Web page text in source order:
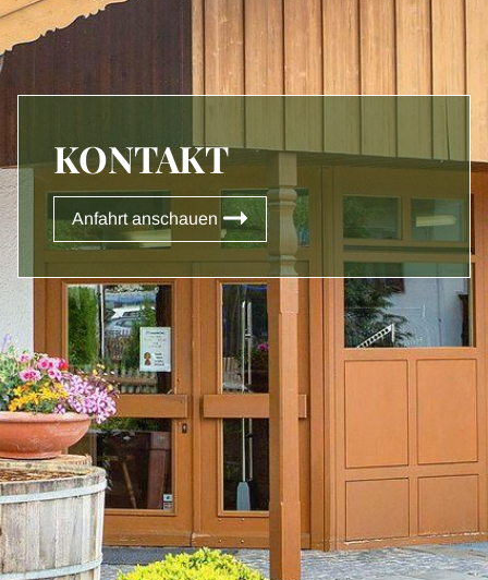
HOME
ÜBER UNS
KONTAKT
Anfahrt anschauen